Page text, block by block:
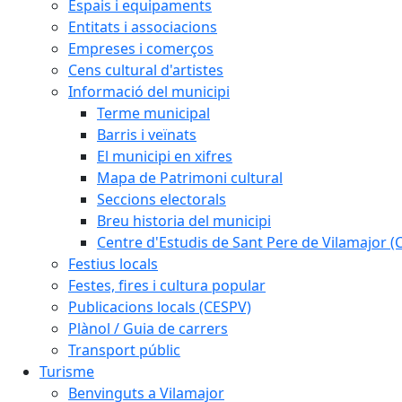
Espais i equipaments
Entitats i associacions
Empreses i comerços
Cens cultural d'artistes
Informació del municipi
Terme municipal
Barris i veïnats
El municipi en xifres
Mapa de Patrimoni cultural
Seccions electorals
Breu historia del municipi
Centre d'Estudis de Sant Pere de Vilamajor
Festius locals
Festes, fires i cultura popular
Publicacions locals (CESPV)
Plànol / Guia de carrers
Transport públic
Turisme
Benvinguts a Vilamajor